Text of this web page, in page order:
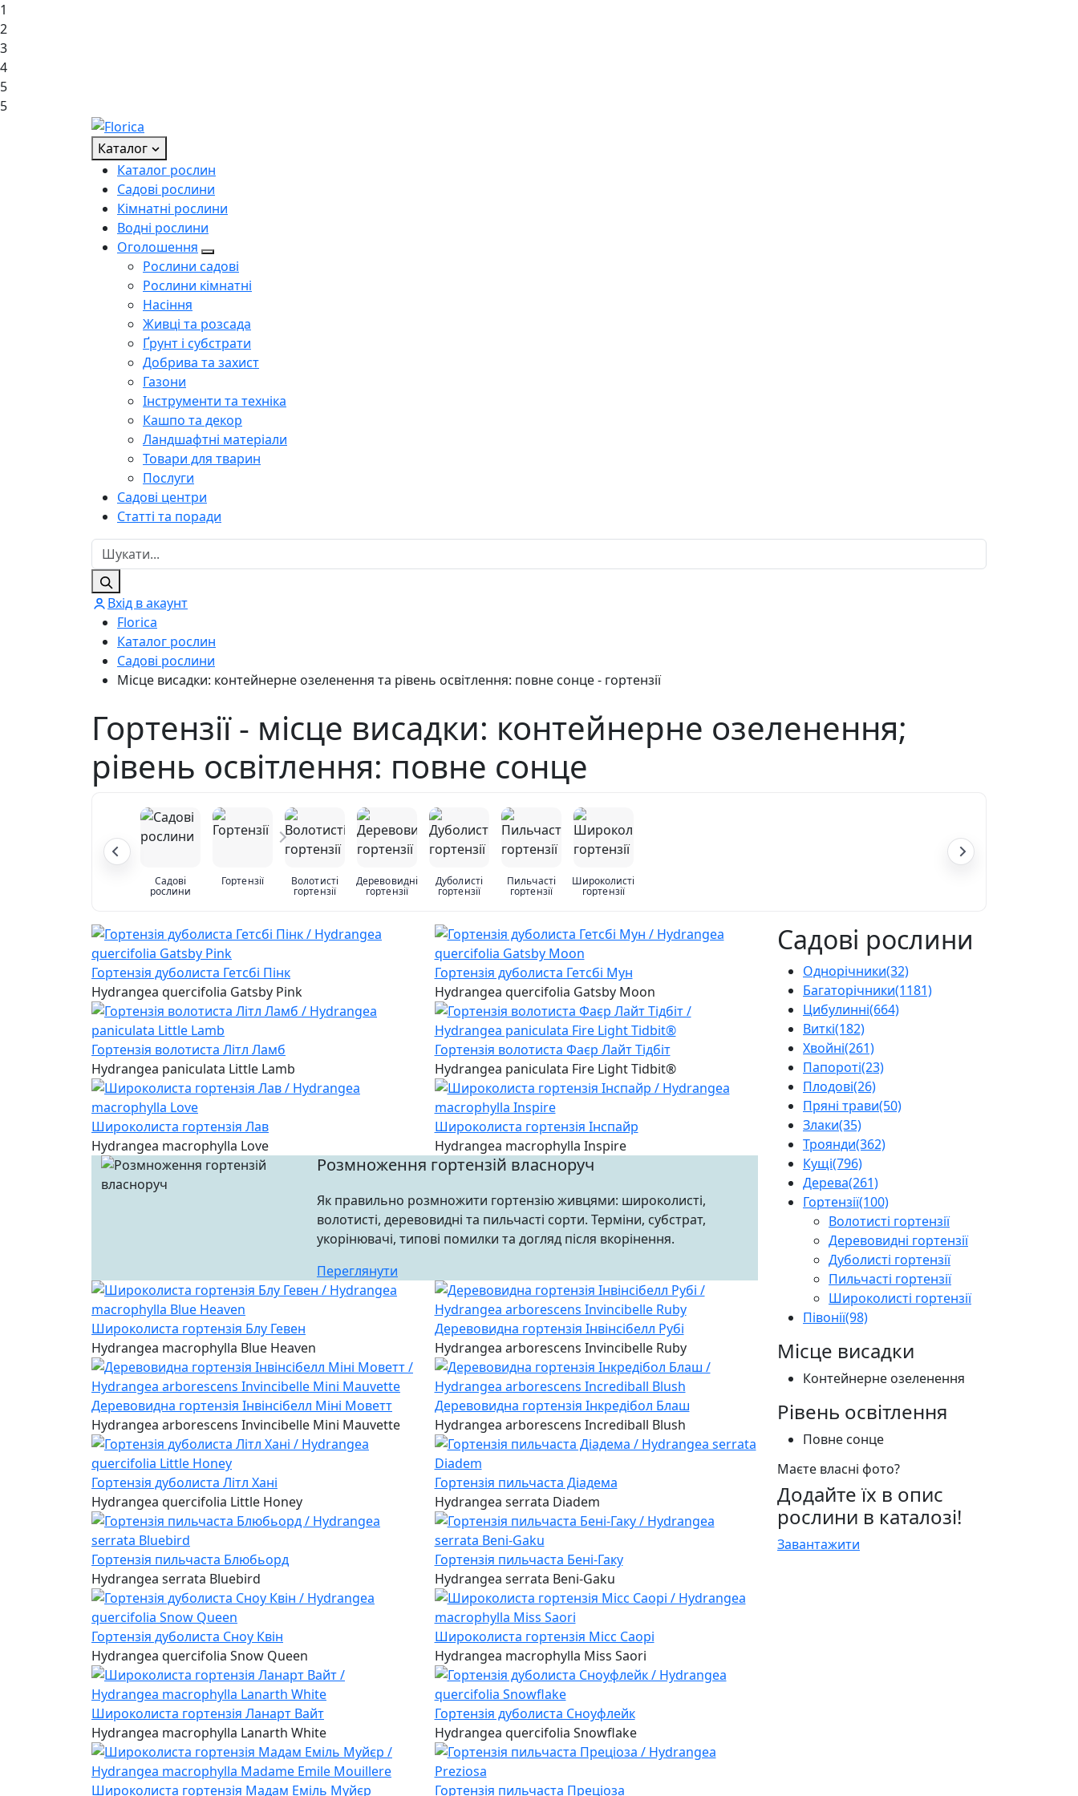
1
2
3
4
5
5
Каталог
Каталог рослин
Садові рослини
Кімнатні рослини
Водні рослини
Оголошення
Рослини садові
Рослини кімнатні
Насіння
Живці та розсада
Ґрунт і субстрати
Добрива та захист
Газони
Інструменти та техніка
Кашпо та декор
Ландшафтні матеріали
Товари для тварин
Послуги
Садові центри
Статті та поради
Вхід в акаунт
Florica
Каталог рослин
Садові рослини
Місце висадки: контейнерне озеленення та рівень освітлення: повне сонце - гортензії
Гортензії - місце висадки: контейнерне озеленення;
рівень освітлення: повне сонце
Садові
рослини
Гортензії Волотисті
гортензії
Деревовидні
гортензії
Дуболисті
гортензії
Пильчасті
гортензії
Широколисті
гортензії
Гортензія дуболиста Гетсбі Пінк
Hydrangea quercifolia Gatsby Pink
Гортензія дуболиста Гетсбі Мун
Hydrangea quercifolia Gatsby Moon
Гортензія волотиста Літл Ламб
Hydrangea paniculata Little Lamb
Гортензія волотиста Фаєр Лайт Тідбіт
Hydrangea paniculata Fire Light Tidbit®
Широколиста гортензія Лав
Hydrangea macrophylla Love
Широколиста гортензія Інспайр
Hydrangea macrophylla Inspire
Розмноження гортензій власноруч
Як правильно розмножити гортензію живцями: широколисті,
волотисті, деревовидні та пильчасті сорти. Терміни, субстрат,
укорінювачі, типові помилки та догляд після вкорінення.
Переглянути
Широколиста гортензія Блу Гевен
Hydrangea macrophylla Blue Heaven
Деревовидна гортензія Інвінсібелл Рубі
Hydrangea arborescens Invincibelle Ruby
Деревовидна гортензія Інвінсібелл Міні Моветт
Hydrangea arborescens Invincibelle Mini Mauvette
Деревовидна гортензія Інкредібол Блаш
Hydrangea arborescens Incrediball Blush
Гортензія дуболиста Літл Хані
Hydrangea quercifolia Little Honey
Гортензія пильчаста Діадема
Hydrangea serrata Diadem
Гортензія пильчаста Блюбьорд
Hydrangea serrata Bluebird
Гортензія пильчаста Бені-Гаку
Hydrangea serrata Beni-Gaku
Гортензія дуболиста Сноу Квін
Hydrangea quercifolia Snow Queen
Широколиста гортензія Місс Саорі
Hydrangea macrophylla Miss Saori
Широколиста гортензія Ланарт Вайт
Hydrangea macrophylla Lanarth White
Гортензія дуболиста Сноуфлейк
Hydrangea quercifolia Snowflake
Широколиста гортензія Мадам Еміль Муйєр Гортензія пильчаcта Преціоза
Садові рослини
Однорічники(32)
Багаторічники(1181)
Цибулинні(664)
Виткі(182)
Хвойні(261)
Папороті(23)
Плодові(26)
Пряні трави(50)
Злаки(35)
Троянди(362)
Кущі(796)
Дерева(261)
Гортензії(100)
Волотисті гортензії
Деревовидні гортензії
Дуболисті гортензії
Пильчасті гортензії
Широколисті гортензії
Півонії(98)
Місце висадки
Контейнерне озеленення
Рівень освітлення
Повне сонце
Маєте власні фото?
Додайте їх в опис
рослини в каталозі!
Завантажити